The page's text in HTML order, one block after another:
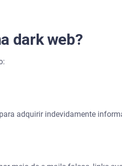
dark web?
adquirir indevidamente